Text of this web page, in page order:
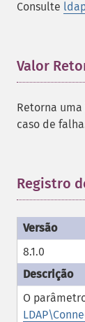
Consulte
Valor
Retorna
caso de
Registro
8.1.0
O